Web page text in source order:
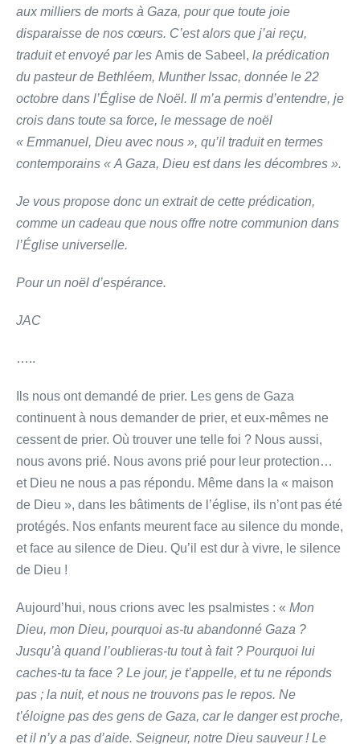
aux milliers de morts à Gaza, pour que toute joie
disparaisse de nos cœurs. C’est alors que j’ai reçu,
traduit et envoyé par les Amis de Sabeel, la prédication
du pasteur de Bethléem, Munther Issac, donnée le 22
octobre dans l’Église de Noël. Il m’a permis d’entendre, je
crois dans toute sa force, le message de noël
« Emmanuel, Dieu avec nous », qu’il traduit en termes
contemporains « A Gaza, Dieu est dans les décombres ».
Je vous propose donc un extrait de cette prédication,
comme un cadeau que nous offre notre communion dans
l’Église universelle.
Pour un noël d’espérance.
JAC
…..
Ils nous ont demandé de prier. Les gens de Gaza
continuent à nous demander de prier, et eux-mêmes ne
cessent de prier. Où trouver une telle foi ? Nous aussi,
nous avons prié. Nous avons prié pour leur protection…
et Dieu ne nous a pas répondu. Même dans la « maison
de Dieu », dans les bâtiments de l’église, ils n’ont pas été
protégés. Nos enfants meurent face au silence du monde,
et face au silence de Dieu. Qu’il est dur à vivre, le silence
de Dieu !
Aujourd’hui, nous crions avec les psalmistes : « Mon
Dieu, mon Dieu, pourquoi as-tu abandonné Gaza ?
Jusqu’à quand l’oublieras-tu tout à fait ? Pourquoi lui
caches-tu ta face ? Le jour, je t’appelle, et tu ne réponds
pas ; la nuit, et nous ne trouvons pas le repos. Ne
t’éloigne pas des gens de Gaza, car le danger est proche,
et il n’y a pas d’aide. Seigneur, notre Dieu sauveur ! Le